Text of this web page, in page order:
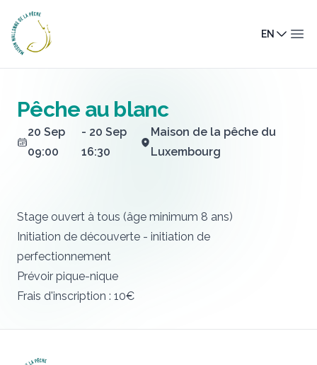
Maison Wallonne de la Pêche
EN
Pêche au blanc
20 Sep
09:00
- 20 Sep
16:30
Maison de la pêche du
Luxembourg
Stage ouvert à tous (âge minimum 8 ans)
Initiation de découverte - initiation de
perfectionnement
Prévoir pique-nique
Frais d'inscription : 10€